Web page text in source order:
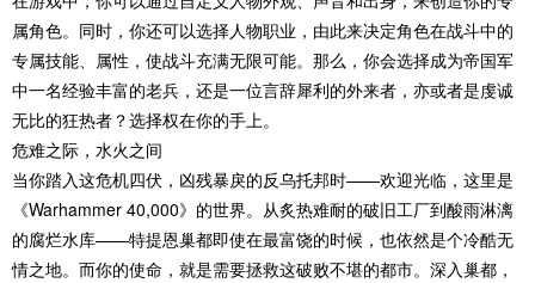
属角色。同时，你还可以选择人物职业，由此来决定角色在战斗中的
专属技能、属性，使战斗充满无限可能。那么，你会选择成为帝国军
中一名经验丰富的老兵，还是一位言辞犀利的外来者，亦或者是虔诚
无比的狂热者？选择权在你的手上。
危难之际，水火之间
当你踏入这危机四伏，凶残暴戾的反乌托邦时——欢迎光临，这里是
《Warhammer 40,000》的世界。从炙热难耐的破旧工厂到酸雨淋漓
的腐烂水库——特提恩巢都即使在最富饶的时候，也依然是个冷酷无
情之地。而你的使命，就是需要拯救这破败不堪的都市。深入巢都，